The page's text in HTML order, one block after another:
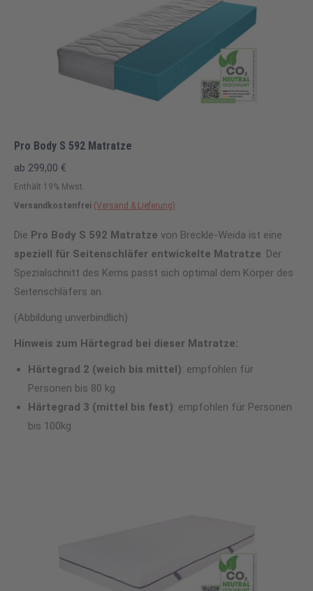
Pro Body S 592 Matratze
ab 299,00 €
Enthält 19% Mwst.
Versandkostenfrei (Versand & Lieferung)
Die Pro Body S 592 Matratze von Breckle-Weida ist eine
speziell für Seitenschläfer entwickelte Matratze. Der
Spezialschnitt des Kerns passt sich optimal dem Körper des
Seitenschläfers an.
(Abbildung unverbindlich)
Hinweis zum Härtegrad bei dieser Matratze:
Härtegrad 2 (weich bis mittel): empfohlen für
Personen bis 80 kg
Härtegrad 3 (mittel bis fest): empfohlen für Personen
bis 100kg